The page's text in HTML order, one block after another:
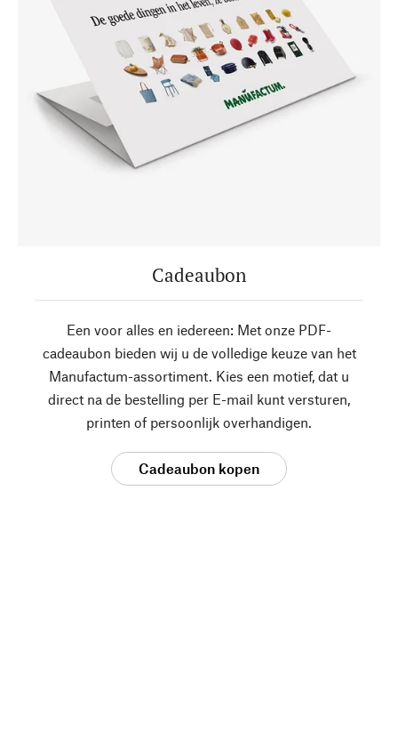
Cadeaubon
Een voor alles en iedereen: Met onze PDF-
cadeaubon bieden wij u de volledige keuze van het
Manufactum-assortiment. Kies een motief, dat u
direct na de bestelling per E-mail kunt versturen,
printen of persoonlijk overhandigen.
Cadeaubon kopen